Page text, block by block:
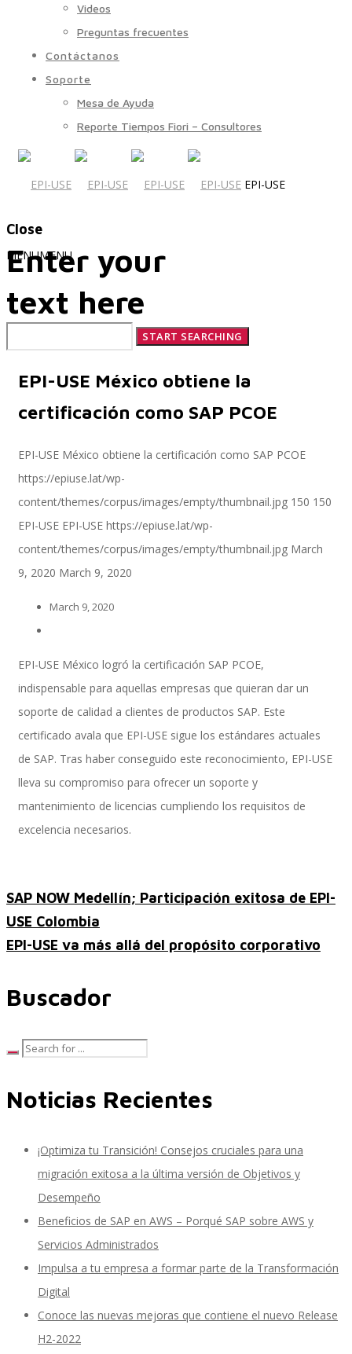
Videos
Preguntas frecuentes
Contáctanos
Soporte
Mesa de Ayuda
Reporte Tiempos Fiori – Consultores
EPI-USE
MENUMENU
Servicios
Servicios y productos cloud
SAP S/4 HANA
Assessment SAP S/4HANA
Implementación SAP SuccessFactors
Implementación Nómina Cloud Sap
SAP SuccessFactors Employee Central
Learning and Development
Look & Feel SAP SuccessFactors
Close
Enter your
text here
EPI-USE México obtiene la
certificación como SAP PCOE
EPI-USE México obtiene la certificación como SAP PCOE
https://epiuse.lat/wp-
content/themes/corpus/images/empty/thumbnail.jpg 150 150
EPI-USE EPI-USE https://epiuse.lat/wp-
content/themes/corpus/images/empty/thumbnail.jpg March
9, 2020 March 9, 2020
March 9, 2020
EPI-USE México logró la certificación SAP PCOE,
indispensable para aquellas empresas que quieran dar un
soporte de calidad a clientes de productos SAP. Este
certificado avala que EPI-USE sigue los estándares actuales
de SAP. Tras haber conseguido este reconocimiento, EPI-USE
lleva su compromiso para ofrecer un soporte y
mantenimiento de licencias cumpliendo los requisitos de
excelencia necesarios.
SAP NOW Medellín; Participación exitosa de EPI-
USE Colombia
EPI-USE va más allá del propósito corporativo
Buscador
Noticias Recientes
¡Optimiza tu Transición! Consejos cruciales para una
migración exitosa a la última versión de Objetivos y
Desempeño
Beneficios de SAP en AWS – Porqué SAP sobre AWS y
Servicios Administrados
Impulsa a tu empresa a formar parte de la Transformación
Digital
Conoce las nuevas mejoras que contiene el nuevo Release
H2-2022